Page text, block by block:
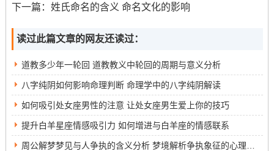
则更容易逃生。选择适中的楼层可以兼顾安全与便利。
楼层的选择也与经济因素密切相关。通常来说低层的房价
相对较低，而高层的房价则更高。82年出生的狗人可以根
据自身的经济状况，选择合适的楼层。
选择6-8层的住户，虽然价格较高，但从长远来看升值潜力
也较大。根据市场走势，适时调整自己的居住选择，有助
下一篇： 姓氏命名的含义 命名文化的影响
读过此篇文章的网友还读过：
道教多少年一轮回 道教教义中轮回的周期与意义分析
八字纯阴如何影响命理判断 命理学中的八字纯阴解读
如何吸引处女座男性的注意 让处女座男生爱上你的技巧
提升白羊星座情感吸引力 如何增进与白羊座的情感联系